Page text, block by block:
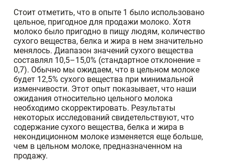
Стоит отметить, что в опыте 1 было использовано
цельное, пригодное для продажи молоко. Хотя
молоко было пригодно в пищу людям, количество
сухого вещества, белка и жира в нем значительно
менялось. Диапазон значений сухого вещества
составлял 10,5–15,0% (стандартное отклонение =
0,7). Обычно мы ожидаем, что в цельном молоке
будет 12,5% сухого вещества при минимальной
изменчивости. Этот опыт показывает, что наши
ожидания относительно цельного молока
необходимо скорректировать. Результаты
некоторых исследований свидетельствуют, что
содержание сухого вещества, белка и жира в
некондиционном молоке изменяется еще больше,
чем в цельном молоке, предназначенном на
продажу.